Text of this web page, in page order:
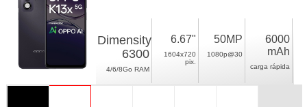
Dimensity
6300
4/6/8Go RAM
6.67"
1604x720
pix.
50MP
1080p@30
6000
mAh
carga rápida